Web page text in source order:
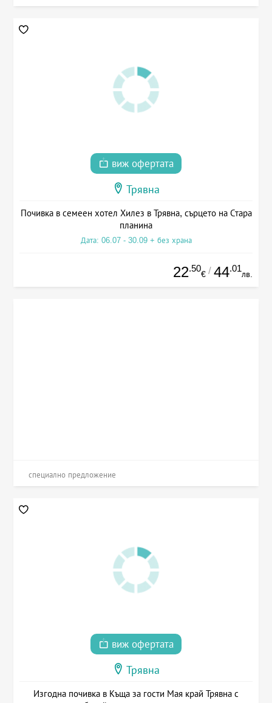
виж офертата
Трявна
Почивка в семеен хотел Хилез в Трявна, сърцето на Стара
планина
Дата: 06.07 - 30.09 + без храна
22.50
€ / 44.01
лв.
специално предложение
виж офертата
Трявна
Изгодна почивка в Къща за гости Мая край Трявна с